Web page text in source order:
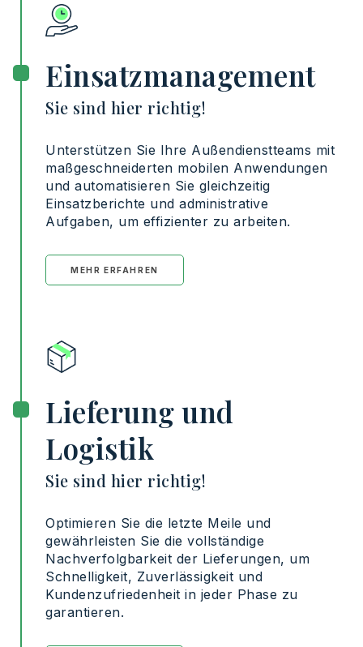
Einsatzmanagement
Sie sind hier richtig!
Unterstützen Sie Ihre Außendienstteams mit
maßgeschneiderten mobilen Anwendungen
und automatisieren Sie gleichzeitig
Einsatzberichte und administrative
Aufgaben, um effizienter zu arbeiten.
MEHR ERFAHREN
Lieferung und
Logistik
Sie sind hier richtig!
Optimieren Sie die letzte Meile und
gewährleisten Sie die vollständige
Nachverfolgbarkeit der Lieferungen, um
Schnelligkeit, Zuverlässigkeit und
Kundenzufriedenheit in jeder Phase zu
garantieren.